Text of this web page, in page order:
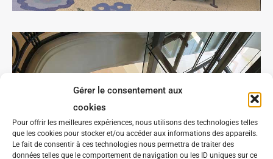
Gérer le consentement aux
cookies
Pour offrir les meilleures expériences, nous utilisons des technologies telles
que les cookies pour stocker et/ou accéder aux informations des appareils.
Le fait de consentir à ces technologies nous permettra de traiter des
données telles que le comportement de navigation ou les ID uniques sur ce